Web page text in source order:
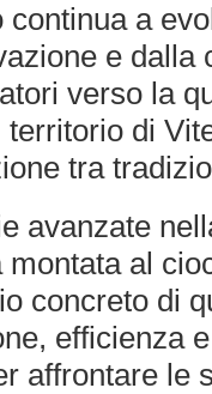
a
e dalla
verso la
di
tra
avanzate
al
concreto di
efficienza
affrontare le